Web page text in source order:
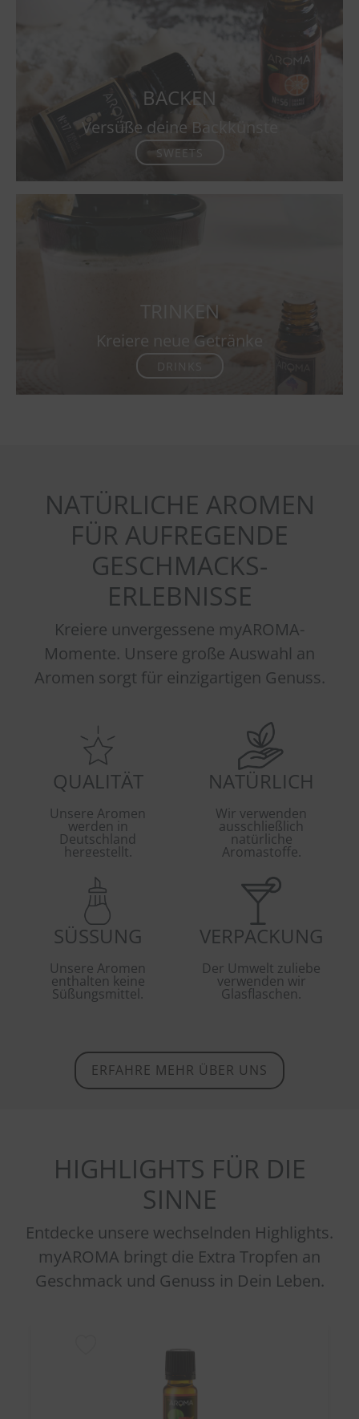
BACKEN
Versüße deine Backkünste
SWEETS
TRINKEN
Kreiere neue Getränke
DRINKS
NATÜRLICHE AROMEN
FÜR AUFREGENDE
GESCHMACKS-
ERLEBNISSE
Kreiere unvergessene myAROMA-
Momente. Unsere große Auswahl an
Aromen sorgt für einzigartigen Genuss.
QUALITÄT
Unsere Aromen
werden in
Deutschland
hergestellt.
NATÜRLICH
Wir verwenden
ausschließlich
natürliche
Aromastoffe.
SÜSSUNG
Unsere Aromen
enthalten keine
Süßungsmittel.
VERPACKUNG
Der Umwelt zuliebe
verwenden wir
Glasflaschen.
ERFAHRE MEHR ÜBER UNS
HIGHLIGHTS FÜR DIE
SINNE
Entdecke unsere wechselnden Highlights.
myAROMA bringt die Extra Tropfen an
Geschmack und Genuss in Dein Leben.